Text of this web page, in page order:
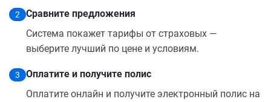
2
Сравните предложения
Система покажет тарифы от страховых —
выберите лучший по цене и условиям.
3
Оплатите и получите полис
Оплатите онлайн и получите электронный полис на